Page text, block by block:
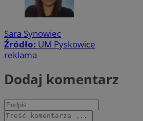
Sara Synowiec
Źródło: UM Pyskowice
reklama
Dodaj komentarz